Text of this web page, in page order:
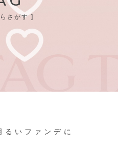
さがす ]
るいファンデに